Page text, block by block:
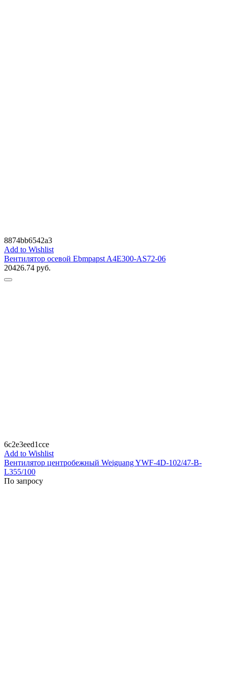
8874bb6542a3
Add to Wishlist
Вентилятор осевой Ebmpapst A4E300-AS72-06
20426.74 руб.
6c2e3eed1cce
Add to Wishlist
Вентилятор центробежный Weiguang YWF-4D-102/47-B-
L355/100
По запросу